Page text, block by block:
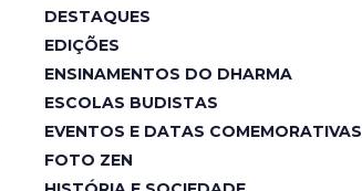
DESTAQUES
EDIÇÕES
ENSINAMENTOS DO DHARMA
ESCOLAS BUDISTAS
EVENTOS E DATAS COMEMORATIVAS
FOTO ZEN